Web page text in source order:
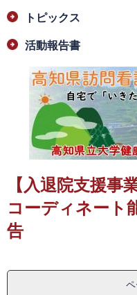
トピックス
活動報告書
【入退院支援
コーディネート
告